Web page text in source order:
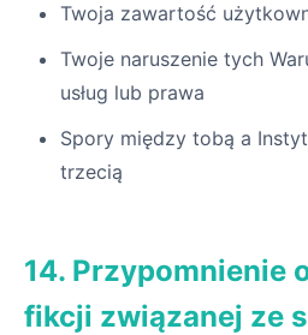
Twoja zawartość
Twoje naruszenie tych
usług lub prawa
Spory między tobą a
trzecią
14. Przypomnienie
fikcji związanej ze